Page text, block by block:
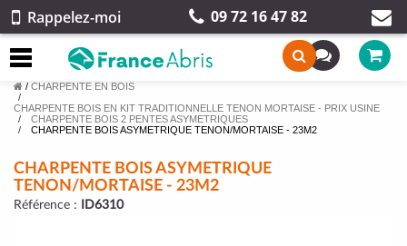
Rappelez-moi 09 72 16 47 82
/ CHARPENTE EN BOIS
CHARPENTE BOIS EN KIT TRADITIONNELLE TENON MORTAISE - PRIX USINE
CHARPENTE BOIS 2 PENTES ASYMETRIQUES
CHARPENTE BOIS ASYMETRIQUE TENON/MORTAISE - 23M2
CHARPENTE BOIS ASYMETRIQUE
TENON/MORTAISE - 23M2
Référence : ID6310